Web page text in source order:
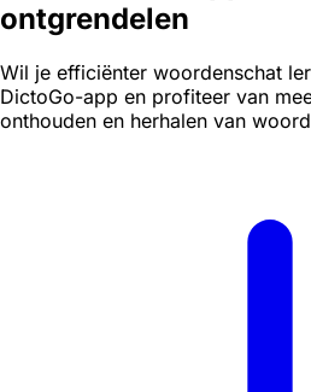
ontgrendelen
Wil je efficiënter woordenschat
DictoGo-app en profiteer van
onthouden en herhalen van